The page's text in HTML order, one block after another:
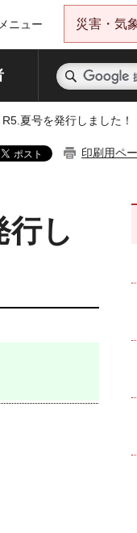
ニュー 災害・気
夏号を発行しました！
印刷用ペ
行し